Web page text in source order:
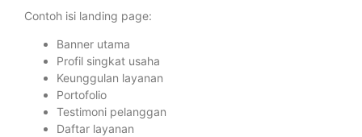
Contoh isi landing page:
Banner utama
Profil singkat usaha
Keunggulan layanan
Portofolio
Testimoni pelanggan
Daftar layanan